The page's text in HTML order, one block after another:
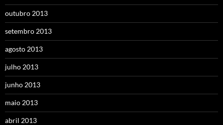
outubro 2013
setembro 2013
agosto 2013
julho 2013
junho 2013
maio 2013
abril 2013